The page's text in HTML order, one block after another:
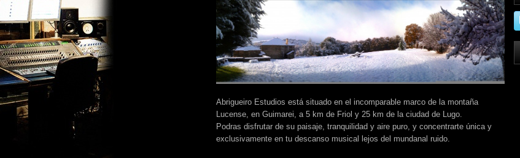
Abrigueiro Estudios está situado en el incomparable marco de la montaña
Lucense, en Guimarei, a 5 km de Friol y 25 km de la ciudad de Lugo.
Podras disfrutar de su paisaje, tranquilidad y aire puro, y concentrarte única y
exclusivamente en tu descanso musical lejos del mundanal ruido.